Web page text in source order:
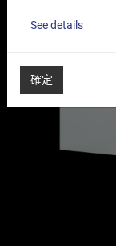
See details
確定